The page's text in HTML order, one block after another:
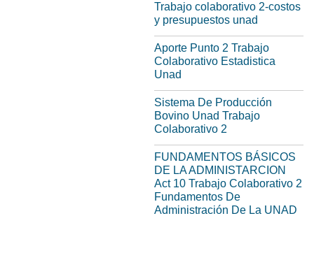
Trabajo colaborativo 2-costos
y presupuestos unad
Aporte Punto 2 Trabajo
Colaborativo Estadistica
Unad
Sistema De Producción
Bovino Unad Trabajo
Colaborativo 2
FUNDAMENTOS BÁSICOS
DE LA ADMINISTARCION
Act 10 Trabajo Colaborativo 2
Fundamentos De
Administración De La UNAD